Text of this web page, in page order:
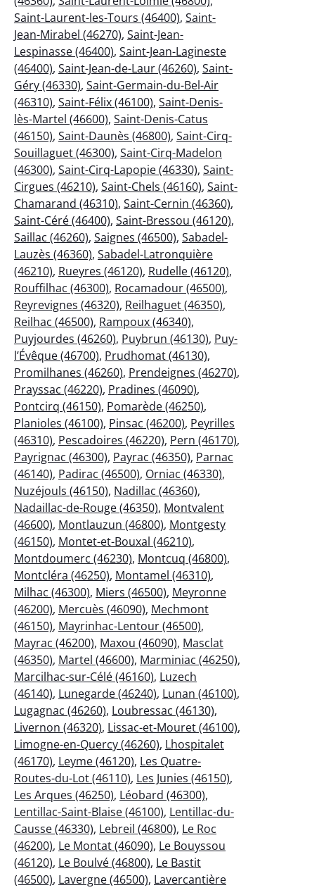
Saint-Laurent-les-Tours (46400), Saint-
Jean-Mirabel (46270), Saint-Jean-
Lespinasse (46400), Saint-Jean-Lagineste
(46400), Saint-Jean-de-Laur (46260), Saint-
Géry (46330), Saint-Germain-du-Bel-Air
(46310), Saint-Félix (46100), Saint-Denis-
lès-Martel (46600), Saint-Denis-Catus
(46150), Saint-Daunès (46800), Saint-Cirq-
Souillaguet (46300), Saint-Cirq-Madelon
(46300), Saint-Cirq-Lapopie (46330), Saint-
Cirgues (46210), Saint-Chels (46160), Saint-
Chamarand (46310), Saint-Cernin (46360),
Saint-Céré (46400), Saint-Bressou (46120),
Saillac (46260), Saignes (46500), Sabadel-
Lauzès (46360), Sabadel-Latronquière
(46210), Rueyres (46120), Rudelle (46120),
Rouffilhac (46300), Rocamadour (46500),
Reyrevignes (46320), Reilhaguet (46350),
Reilhac (46500), Rampoux (46340),
Puyjourdes (46260), Puybrun (46130), Puy-
l’Évêque (46700), Prudhomat (46130),
Promilhanes (46260), Prendeignes (46270),
Prayssac (46220), Pradines (46090),
Pontcirq (46150), Pomarède (46250),
Planioles (46100), Pinsac (46200), Peyrilles
(46310), Pescadoires (46220), Pern (46170),
Payrignac (46300), Payrac (46350), Parnac
(46140), Padirac (46500), Orniac (46330),
Nuzéjouls (46150), Nadillac (46360),
Nadaillac-de-Rouge (46350), Montvalent
(46600), Montlauzun (46800), Montgesty
(46150), Montet-et-Bouxal (46210),
Montdoumerc (46230), Montcuq (46800),
Montcléra (46250), Montamel (46310),
Milhac (46300), Miers (46500), Meyronne
(46200), Mercuès (46090), Mechmont
(46150), Mayrinhac-Lentour (46500),
Mayrac (46200), Maxou (46090), Masclat
(46350), Martel (46600), Marminiac (46250),
Marcilhac-sur-Célé (46160), Luzech
(46140), Lunegarde (46240), Lunan (46100),
Lugagnac (46260), Loubressac (46130),
Livernon (46320), Lissac-et-Mouret (46100),
Limogne-en-Quercy (46260), Lhospitalet
(46170), Leyme (46120), Les Quatre-
Routes-du-Lot (46110), Les Junies (46150),
Les Arques (46250), Léobard (46300),
Lentillac-Saint-Blaise (46100), Lentillac-du-
Causse (46330), Lebreil (46800), Le Roc
(46200), Le Montat (46090), Le Bouyssou
(46120), Le Boulvé (46800), Le Bastit
(46500), Lavergne (46500), Lavercantière